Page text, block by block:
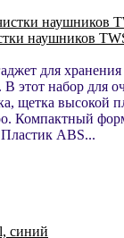
наушников
для
В этот набор для
щетка высокой
Компактный
ABS...